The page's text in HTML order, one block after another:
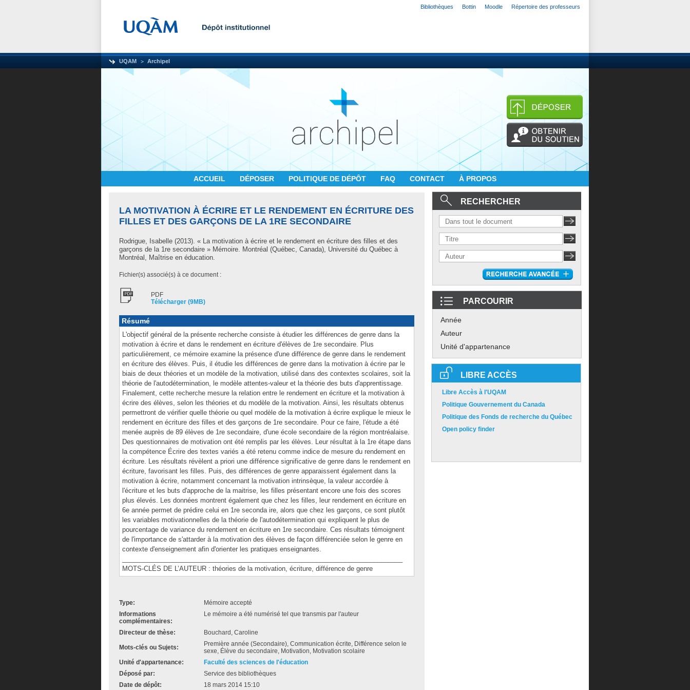
Bibliothèques Bottin Moodle Répertoire des professeurs
UQAM Archipel
ACCUEIL DÉPOSER POLITIQUE DE DÉPÔT FAQ CONTACT À PROPOS
LA MOTIVATION À ÉCRIRE ET LE RENDEMENT EN ÉCRITURE DES
FILLES ET DES GARÇONS DE LA 1RE SECONDAIRE
Rodrigue, Isabelle (2013). « La motivation à écrire et le rendement en écriture des filles et des
garçons de la 1re secondaire » Mémoire. Montréal (Québec, Canada), Université du Québec à
Montréal, Maîtrise en éducation.
Fichier(s) associé(s) à ce document :
PDF
Télécharger (9MB)
Résumé
L'objectif général de la présente recherche consiste à étudier les différences de genre dans la
motivation à écrire et dans le rendement en écriture d'élèves de 1re secondaire. Plus
particulièrement, ce mémoire examine la présence d'une différence de genre dans le rendement
en écriture des élèves. Puis, il étudie les différences de genre dans la motivation à écrire par le
biais de deux théories et un modèle de la motivation, utilisé dans des contextes scolaires, soit la
théorie de l'autodétermination, le modèle attentes-valeur et la théorie des buts d'apprentissage.
Finalement, cette recherche mesure la relation entre le rendement en écriture et la motivation à
écrire des élèves, selon les théories et du modèle de la motivation. Ainsi, les résultats obtenus
permettront de vérifier quelle théorie ou quel modèle de la motivation à écrire explique le mieux le
rendement en écriture des filles et des garçons de 1re secondaire. Pour ce faire, l'étude a été
menée auprès de 89 élèves de 1re secondaire, d'une école secondaire de la région montréalaise.
Des questionnaires de motivation ont été remplis par les élèves. Leur résultat à la 1re étape dans
la compétence Écrire des textes variés a été retenu comme indice de mesure du rendement en
écriture. Les résultats révèlent a priori une différence significative de genre dans le rendement en
écriture, favorisant les filles. Puis, des différences de genre apparaissent également dans la
motivation à écrire, notamment concernant la motivation intrinsèque, la valeur accordée à
l'écriture et les buts d'approche de la maitrise, les filles présentant encore une fois des scores
plus élevés. Les données montrent également que chez les filles, leur rendement en écriture en
6e année permet de prédire celui en 1re seconda ire, alors que chez les garçons, ce sont plutôt
les variables motivationnelles de la théorie de l'autodétermination qui expliquent le plus de
pourcentage de variance du rendement en écriture en 1re secondaire. Ces résultats témoignent
de l'importance de s'attarder à la motivation des élèves de façon différenciée selon le genre en
contexte d'enseignement afin d'orienter les pratiques enseignantes.
MOTS-CLÉS DE L’AUTEUR : théories de la motivation, écriture, différence de genre
Type:
Mémoire accepté
Informations
complémentaires:
Le mémoire a été numérisé tel que transmis par l'auteur
Directeur de thèse: Bouchard, Caroline
Mots-clés ou Sujets:
Première année (Secondaire), Communication écrite, Différence selon le
sexe, Élève du secondaire, Motivation, Motivation scolaire
Unité d'appartenance:
Faculté des sciences de l'éducation
Déposé par:
Service des bibliothèques
Date de dépôt:
18 mars 2014 15:10
RECHERCHER
PARCOURIR
Année
Auteur
Unité d'appartenance
LIBRE ACCÈS
Libre Accès à l'UQAM
Politique Gouvernement du Canada
Politique des Fonds de recherche du Québec
Open policy finder